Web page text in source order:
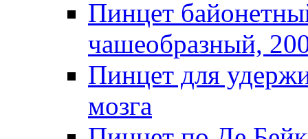
Пинцет
чашеобразный,
Пинцет для
мозга